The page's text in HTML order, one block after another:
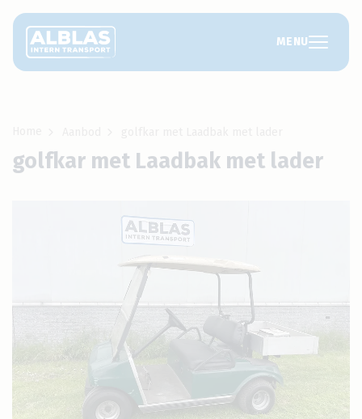
MENU
golfkar met Laadbak met lader